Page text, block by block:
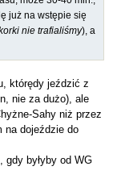
już na wstępie się
nie trafialiśmy), a
którędy jeździć z
nie za dużo), ale
Sahy niż przez
na dojeździe do
gdy byłyby od WG